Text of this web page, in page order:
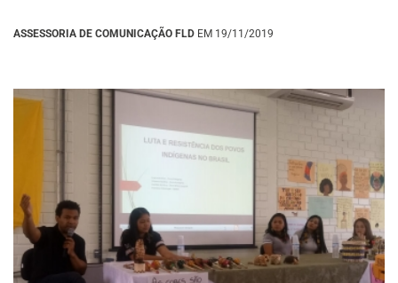
ASSESSORIA DE COMUNICAÇÃO FLD EM 19/11/2019